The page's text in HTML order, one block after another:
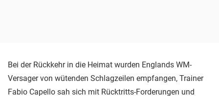
Bei der Rückkehr in die Heimat wurden Englands WM-
Versager von wütenden Schlagzeilen empfangen, Trainer
Fabio Capello sah sich mit Rücktritts-Forderungen und